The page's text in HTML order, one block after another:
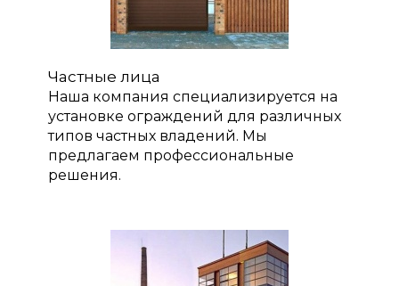
Частные лица
Наша компания специализируется на
установке ограждений для различных
типов частных владений. Мы
предлагаем профессиональные
решения.